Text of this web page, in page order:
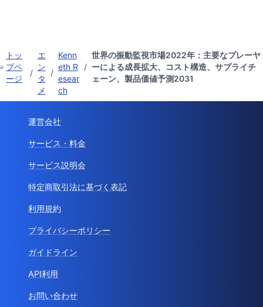
トッ
プペ
ージ
/
エ
ン
タ
メ
/
Kenn
eth R
esear
ch
/
世界の振動監視市場2022年：主要なプレーヤ
ーによる成長拡大、コスト構造、サプライチ
ェーン、製品価値予測2031
運営会社
サービス・料金
サービス説明会
特定商取引法に基づく表記
利用規約
プライバシーポリシー
ガイドライン
API利用
お問い合わせ